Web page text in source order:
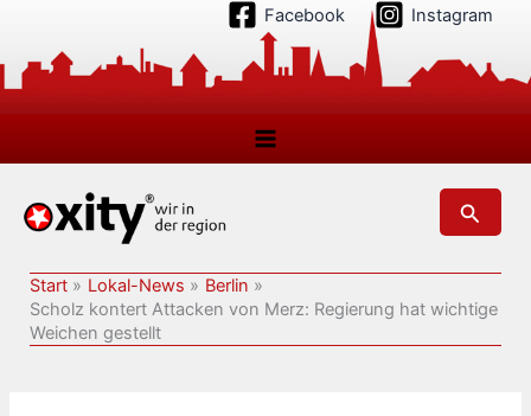
springen
Facebook Instagram
Suchen
Start Lokal-News
Berlin
Scholz kontert Attacken von Merz: Regierung hat wichtige
Weichen gestellt